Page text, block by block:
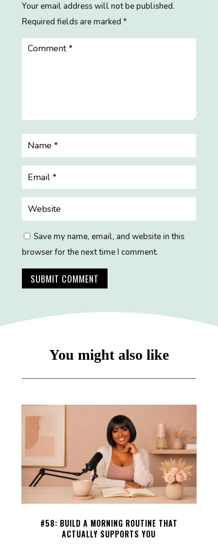
Your email address will not be published.
Required fields are marked *
Save my name, email, and website in this
browser for the next time I comment.
SUBMIT COMMENT
You might also like
#58: BUILD A MORNING ROUTINE THAT
ACTUALLY SUPPORTS YOU